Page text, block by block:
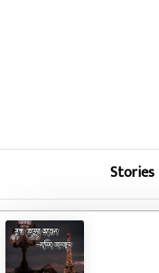
Stories